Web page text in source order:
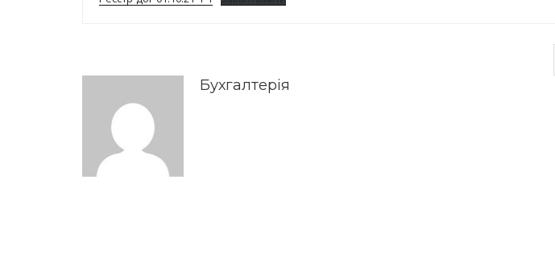
Бухгалтерія